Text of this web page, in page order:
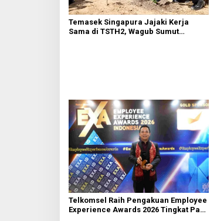
Temasek Singapura Jajaki Kerja
Sama di TSTH2, Wagub Sumut
Telkomsel Raih Pengakuan Employee
Experience Awards 2026 Tingkat Pan-